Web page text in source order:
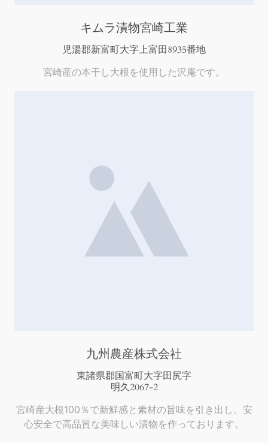
キムラ漬物宮崎工業
児湯郡新富町大字上富田8935番地
宮崎産の本干し大根を使用した沢庵です。
九州農産株式会社
東諸県郡国富町大字田尻字
明久2067-2
宮崎産大根100％で新鮮感と素材の旨味を引き出し、安
心安全で高品質な美味しい漬物を作っております。